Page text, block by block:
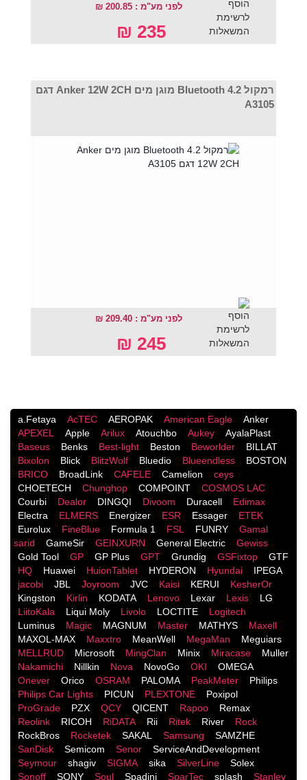
לפני מע"מ : 200.85 ₪
235 ₪
רמקול Bluetooth 4.2 מוגן מים Anker 12W 2CH דגם
A3105
לפני מע"מ : 209.40 ₪
245 ₪
a.Fetaya AcTEC AEROPAK American Eagle
Anker
APEXEL
Apple Arilux Atouchbo Aukey
AyalaPlast
Baseus
Benks Best-light Beston Beworlder
BILLAT
Bixolon
Blick BlitzWolf Bluedio Blueendless
BOSTON
BRICO
BroadLink CAFELE Camelion
ceys
CHOETECH
Chunghop COMPOINT
COSMOS LACֹ
Courbi
Dealor DINGQI Divoom Duracell
Edimax
Electra
ELMERS Energizer ESR Essager
ETEK
Eurolux
FineBlue Formula 1 FSL FUNRY
Gamal
sarid
GameSir GEINXURN General Electric
Gewiss
Gold Tool
GP GP Plus GPT Grundig GSFixtop
GTF
HQ
Huawei HuionTablet HYDERON Hyundai
IPEGA
jacobi
JBL Joyroom JVC Kaisi KERUI
KesherOr
Kingston
Kirlin KODATA Lenovo Lexar Lexis
LG
LiitoKala
Liqui Moly Livolo LOCTITE
Logitech
Luminus
Magic MAGNUM Master MATHYS
Maxell
MAXOL-MAX
Maxxtro MeanWell MegaMan
Meguiars
MELLRUD
Microsoft MingClan Minix Miracase
Muller
Nakamichi
Nillkin Nova NovoGo OKI
OMEGA
Onever
Orico OSRAM PALOMA PeakMeter
Philips
Philips Car Lights
PICUN PLEXTONE
Poxipol
ProGrade
PZX QCY QICENT Rapoo
Remax
Reolink
RICOH RiDATA Rii Ritek River
Rock
RockBros
Rocketek SAKAL Samsung
SAMZHE
SanDisk
Semicom Senor
ServiceAndDevelopment
Seymour
shagiv SIGMA sika SilverLine
Solex
Sonoff
SONY Soul Spadini SparTec splash Stanley